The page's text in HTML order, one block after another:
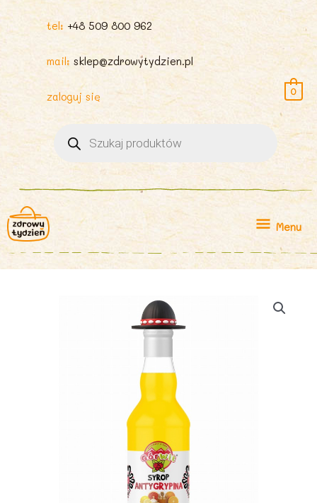
tel: +48 509 800 962
mail: sklep@zdrowytydzien.pl
zaloguj się
produktów
0
Menu
Menu